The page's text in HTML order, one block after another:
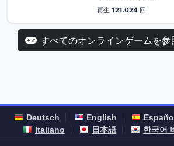
再生 121.024回
すべてのオンラインゲームを
Deutsch English
Italiano
日本語 한국어